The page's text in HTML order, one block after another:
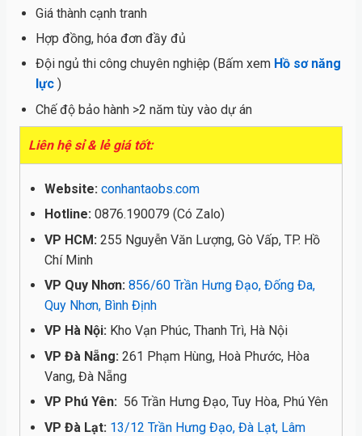
Giá thành cạnh tranh
Hợp đồng, hóa đơn đầy đủ
Đội ngủ thi công chuyên nghiệp (Bấm xem Hồ sơ năng
lực )
Chế độ bảo hành >2 năm tùy vào dự án
Liên hệ sỉ & lẻ giá tốt:
Website: conhantaobs.com
Hotline: 0876.190079 (Có Zalo)
VP HCM: 255 Nguyễn Văn Lượng, Gò Vấp, TP. Hồ
Chí Minh
VP Quy Nhơn: 856/60 Trần Hưng Đạo, Đống Đa,
Quy Nhơn, Bình Định
VP Hà Nội: Kho Vạn Phúc, Thanh Trì, Hà Nội
VP Đà Nẵng: 261 Phạm Hùng, Hoà Phước, Hòa
Vang, Đà Nẵng
VP Phú Yên: 56 Trần Hưng Đạo, Tuy Hòa, Phú Yên
VP Đà Lạt: 13/12 Trần Hưng Đạo, Đà Lạt, Lâm